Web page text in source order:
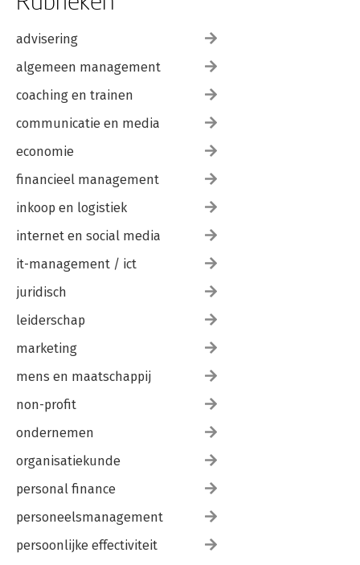
advisering
algemeen management
coaching en trainen
communicatie en media
economie
financieel management
inkoop en logistiek
internet en social media
it-management / ict
juridisch
leiderschap
marketing
mens en maatschappij
non-profit
ondernemen
organisatiekunde
personal finance
personeelsmanagement
persoonlijke effectiviteit